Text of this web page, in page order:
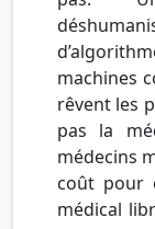
machines
rêvent les
pas la
médecins
coût pour
médical